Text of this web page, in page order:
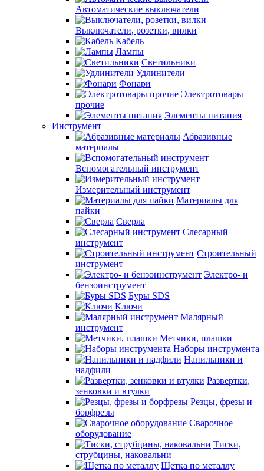
Автоматические выключатели
Выключатели, розетки, вилки
Кабель
Лампы
Светильники
Удлинители
Фонари
Электротовары
прочие
Элементы питания
Инструмент
Абразивные
материалы
Вспомогательный инструмент
Измерительный инструмент
Материалы для
пайки
Сверла
Слесарный
инструмент
Строительный
инструмент
Электро- и
бензоинструмент
Буры SDS
Ключи
Малярный
инструмент
Метчики, плашки
Наборы инструмента
Напильники и
надфили
Развертки,
зенковки и втулки
Резцы, фрезы и
борфрезы
Сварочное
оборудование
Тиски,
струбцины, наковальни
Щетка по металлу